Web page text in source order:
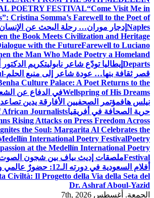
INTERNATIONAL POETRY
My Dreams”: Cristina
البحث عن الإنسانThe Bibliotheca
Alexandrina: When the Book
Becomes a Dialogue with the
Somma… When the Man Who
تكريم الدكتور أشرف أبو اليزيد في
إلى منبع الحلمDr. Ashraf Aboul-
Yazid Honored at Benha Culture
في الدفاع عن الشعراء | قصيدة للشاعر
يدين تصاعد الاعتداءات على
Congress of African
Condemns Rising Attacks
AfricaPoetry Ignites the Soul:
Spirit of the 36th Medellín
as a Bridge of Compassion at the
بين شجون الصوت ووجع اللونمهرجان
Un
Viaggio che Diventa Civiltà: Il